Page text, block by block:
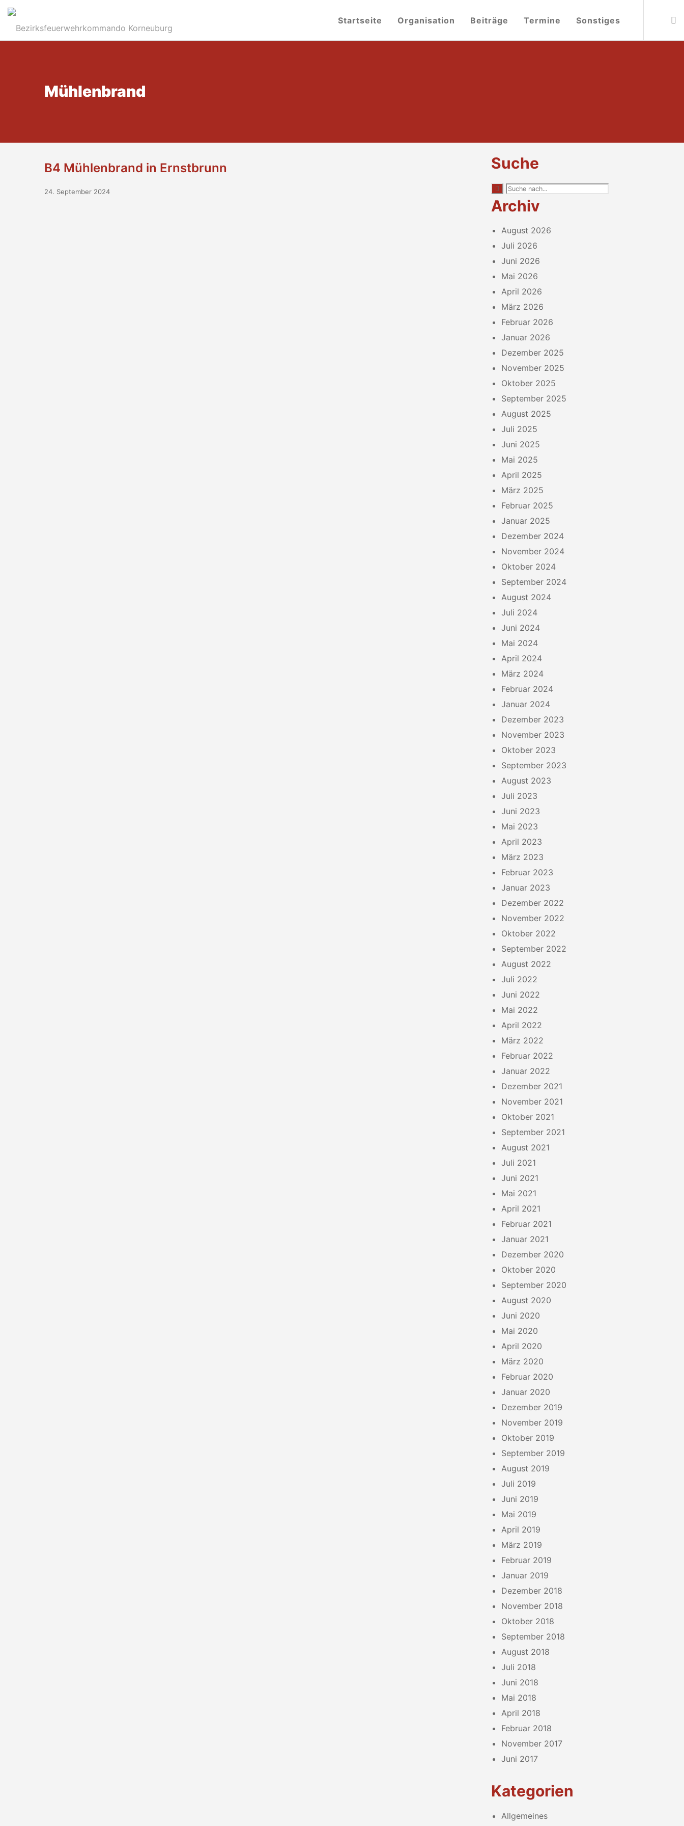
Startseite Organisation Beiträge Termine Sonstiges
Mühlenbrand
B4 Mühlenbrand in Ernstbrunn
24. September 2024
Suche
Archiv
August 2026
Juli 2026
Juni 2026
Mai 2026
April 2026
März 2026
Februar 2026
Januar 2026
Dezember 2025
November 2025
Oktober 2025
September 2025
August 2025
Juli 2025
Juni 2025
Mai 2025
April 2025
März 2025
Februar 2025
Januar 2025
Dezember 2024
November 2024
Oktober 2024
September 2024
August 2024
Juli 2024
Juni 2024
Mai 2024
April 2024
März 2024
Februar 2024
Januar 2024
Dezember 2023
November 2023
Oktober 2023
September 2023
August 2023
Juli 2023
Juni 2023
Mai 2023
April 2023
März 2023
Februar 2023
Januar 2023
Dezember 2022
November 2022
Oktober 2022
September 2022
August 2022
Juli 2022
Juni 2022
Mai 2022
April 2022
März 2022
Februar 2022
Januar 2022
Dezember 2021
November 2021
Oktober 2021
September 2021
August 2021
Juli 2021
Juni 2021
Mai 2021
April 2021
Februar 2021
Januar 2021
Dezember 2020
Oktober 2020
September 2020
August 2020
Juni 2020
Mai 2020
April 2020
März 2020
Februar 2020
Januar 2020
Dezember 2019
November 2019
Oktober 2019
September 2019
August 2019
Juli 2019
Juni 2019
Mai 2019
April 2019
März 2019
Februar 2019
Januar 2019
Dezember 2018
November 2018
Oktober 2018
September 2018
August 2018
Juli 2018
Juni 2018
Mai 2018
April 2018
Februar 2018
November 2017
Juni 2017
Kategorien
Allgemeines